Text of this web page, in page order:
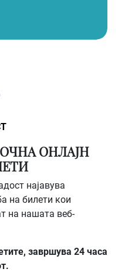
ОНЛАЈН
најавува
на билети кои
на нашата веб-
завршува 24 часа